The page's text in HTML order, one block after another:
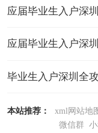
应届毕业生入户深
应届毕业生入户深
本站推荐： xml网站地
微信群